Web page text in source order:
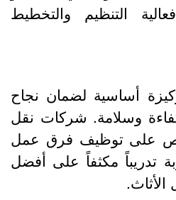
التنظيم والتخطيط
أساسية لضمان نجاح
وسلامة. شركات نقل
على توظيف فرق عمل
مكثفاً على أفضل